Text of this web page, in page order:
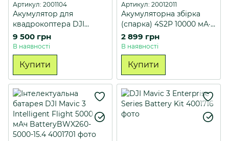
Артикул: 2001104
Акумулятор для
квадрокоптера DJI
Matrice 4 Series Battery
6741 mAh
9 500 грн
В наявності
Купити
Артикул: 20012011
Акумуляторна збірка
(спарка) 4S2P 10000 мА·г
для квадрокоптера
Matrice 4 battleborn
2 899 грн
В наявності
Купити